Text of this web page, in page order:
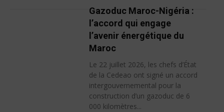
Gazoduc Maroc-Nigéria :
l’accord qui engage
l’avenir énergétique du
Maroc
Le 22 juillet 2026, les chefs d’État
de la Cedeao ont signé un accord
intergouvernemental pour la
construction d’un gazoduc de 6
000 kilomètres...